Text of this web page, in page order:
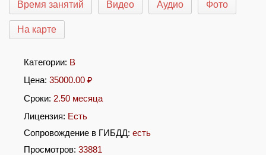
Время занятий Видео Аудио Фото
На карте
Категории: B
Цена: 35000.00 ₽
Сроки: 2.50 месяца
Лицензия: Есть
Сопровождение в ГИБДД: есть
Просмотров: 33881